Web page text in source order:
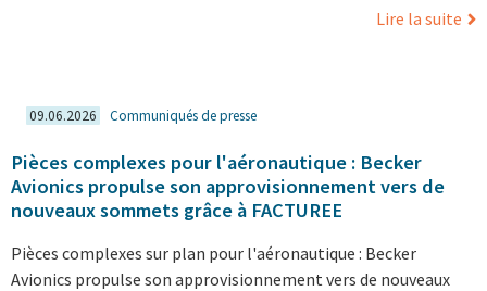
Lire la suite
09.06.2026 Communiqués de presse
Pièces complexes pour l'aéronautique : Becker
Avionics propulse son approvisionnement vers de
nouveaux sommets grâce à FACTUREE
Pièces complexes sur plan pour l'aéronautique : Becker
Avionics propulse son approvisionnement vers de nouveaux